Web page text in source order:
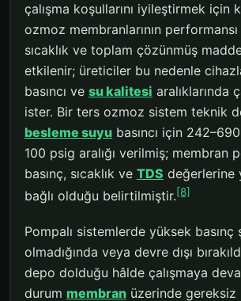
çalışma koşullarını iyileştirmek için
ozmoz membranlarının performansı
sıcaklık ve toplam çözünmüş
etkilenir; üreticiler bu nedenle
basıncı ve su kalitesi aralıklarında
ister. Bir ters ozmoz sistem teknik
besleme suyu basıncı için
100 psig aralığı verilmiş; membran
basınç, sıcaklık ve TDS değerlerine
bağlı olduğu belirtilmiştir.[8]
Pompalı sistemlerde yüksek basınç
olmadığında veya devre dışı
depo dolduğu hâlde çalışmaya
durum membran üzerinde gereksiz